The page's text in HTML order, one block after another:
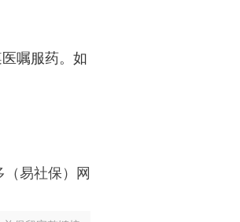
嘱服药。如
（易社保）网